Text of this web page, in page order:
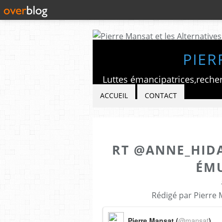
ACCUEIL CONTACT
RT
Rédigé par Pierre